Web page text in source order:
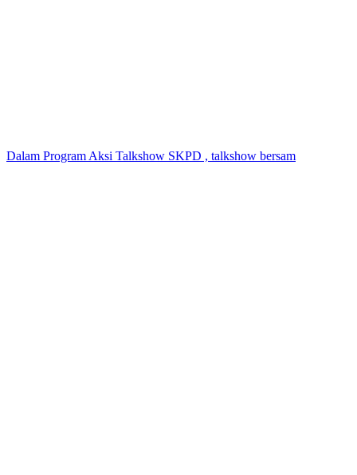
Dalam Program Aksi Talkshow SKPD , talkshow bersam